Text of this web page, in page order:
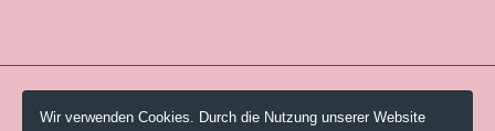
© 2026 Pestalozzi-Bibliothek Zürich.
Wir verwenden Cookies. Durch die Nutzung unserer Website